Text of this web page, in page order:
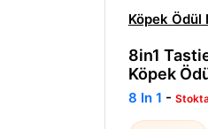
Köpek Ödül
8in1
Köpek
8 In 1 -